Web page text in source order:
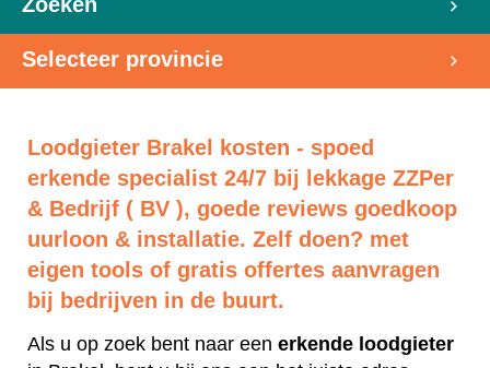
Selecteer provincie
Loodgieter Brakel kosten - spoed
erkende specialist 24/7 bij lekkage ZZPer
& Bedrijf ( BV ), goede reviews goedkoop
uurloon & installatie. Zelf doen? met
eigen tools of gratis offertes aanvragen
bij bedrijven in de buurt.
Als u op zoek bent naar een erkende loodgieter